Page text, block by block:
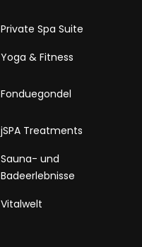
Private Spa Suite
Yoga & Fitness
Fonduegondel
jSPA Treatments
Sauna- und
Badeerlebnisse
Vitalwelt